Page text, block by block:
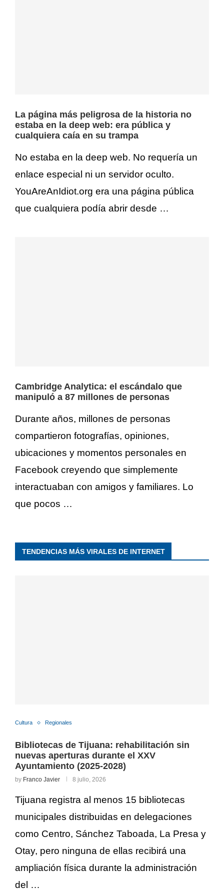
La página más peligrosa de la historia no
estaba en la deep web: era pública y
cualquiera caía en su trampa
No estaba en la deep web. No requería un
enlace especial ni un servidor oculto.
YouAreAnIdiot.org era una página pública
que cualquiera podía abrir desde …
Cambridge Analytica: el escándalo que
manipuló a 87 millones de personas
Durante años, millones de personas
compartieron fotografías, opiniones,
ubicaciones y momentos personales en
Facebook creyendo que simplemente
interactuaban con amigos y familiares. Lo
que pocos …
TENDENCIAS MÁS VIRALES DE INTERNET
Cultura Regionales
Bibliotecas de Tijuana: rehabilitación sin
nuevas aperturas durante el XXV
Ayuntamiento (2025-2028)
by Franco Javier 8 julio, 2026
Tijuana registra al menos 15 bibliotecas
municipales distribuidas en delegaciones
como Centro, Sánchez Taboada, La Presa y
Otay, pero ninguna de ellas recibirá una
ampliación física durante la administración
del …